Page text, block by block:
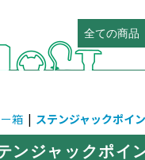
箱 | ステンジャックポイ
ンジャックポイ